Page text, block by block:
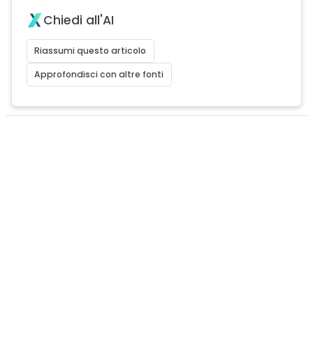
Chiedi all'AI
Riassumi questo articolo
Approfondisci con altre fonti